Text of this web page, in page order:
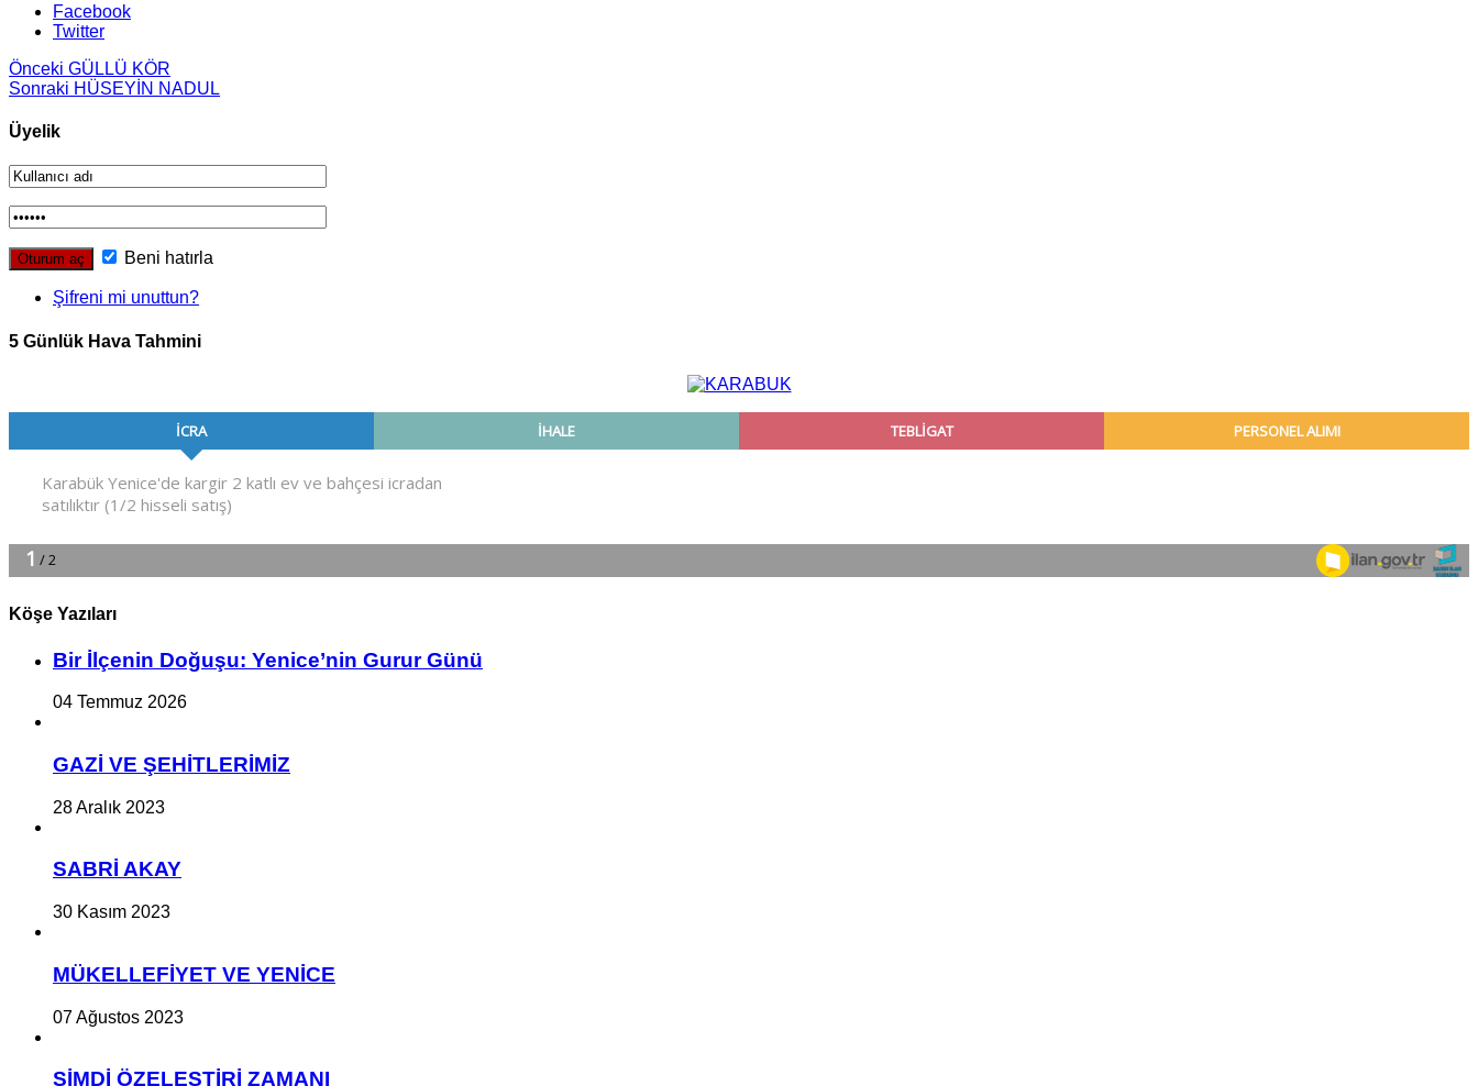
Facebook
Twitter
Önceki GÜLLÜ KÖR
Sonraki HÜSEYİN NADUL
Üyelik
Beni hatırla
Şifreni mi unuttun?
5 Günlük Hava Tahmini
Köşe Yazıları
Bir İlçe­nin Do­ğu­şu: Ye­ni­ce’nin Gurur Günü
04 Temmuz 2026
GAZİ VE ŞEHİTLERİMİZ
28 Aralık 2023
SABRİ AKAY
30 Kasım 2023
MÜKELLEFİYET VE YENİCE
07 Ağustos 2023
ŞİMDİ ÖZELEŞTİRİ ZAMANI